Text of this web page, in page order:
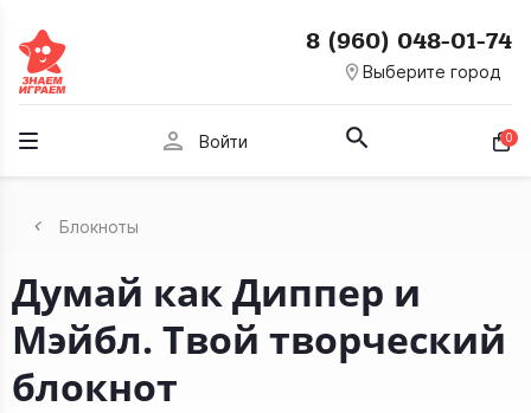
room Выберите город
8 (960) 048-01-74
person Войти 0
Блокноты
Думай как Диппер и
Мэйбл. Твой творческий
блокнот